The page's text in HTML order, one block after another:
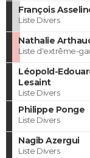
François
Liste Divers
Nathalie
Liste d'extrême-
Léopold-
Lesaint
Liste Divers
Philippe Ponge
Liste Divers
Nagib Azergui
Liste Divers